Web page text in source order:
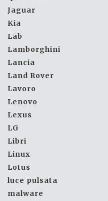
Jaguar
Kia
Lab
Lamborghini
Lancia
Land Rover
Lavoro
Lenovo
Lexus
LG
Libri
Linux
Lotus
luce pulsata
malware